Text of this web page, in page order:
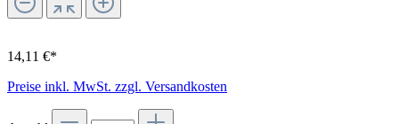
14,11 €*
Preise inkl. MwSt. zzgl. Versandkosten